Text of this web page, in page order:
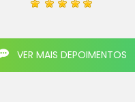
VER MAIS DEPOIMENTOS